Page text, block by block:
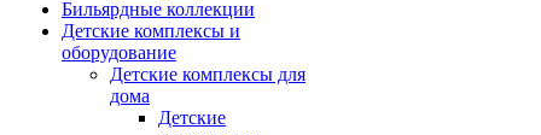
Бильярдные коллекции
Детские комплексы и
оборудование
Детские комплексы для
дома
Детские